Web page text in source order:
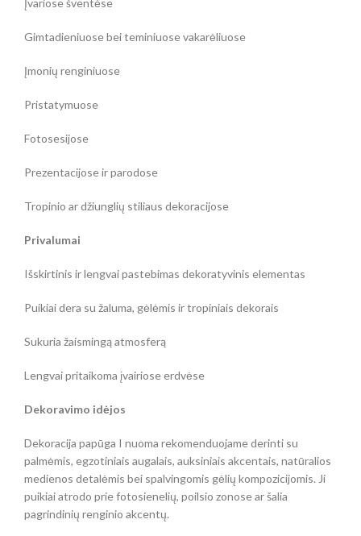
Įvariose šventėse
Gimtadieniuose bei teminiuose vakarėliuose
Įmonių renginiuose
Pristatymuose
Fotosesijose
Prezentacijose ir parodose
Tropinio ar džiunglių stiliaus dekoracijose
Privalumai
Išskirtinis ir lengvai pastebimas dekoratyvinis elementas
Puikiai dera su žaluma, gėlėmis ir tropiniais dekorais
Sukuria žaismingą atmosferą
Lengvai pritaikoma įvairiose erdvėse
Dekoravimo idėjos
Dekoracija papūga I nuoma rekomenduojame derinti su
palmėmis, egzotiniais augalais, auksiniais akcentais, natūralios
medienos detalėmis bei spalvingomis gėlių kompozicijomis. Ji
puikiai atrodo prie fotosienelių, poilsio zonose ar šalia
pagrindinių renginio akcentų.